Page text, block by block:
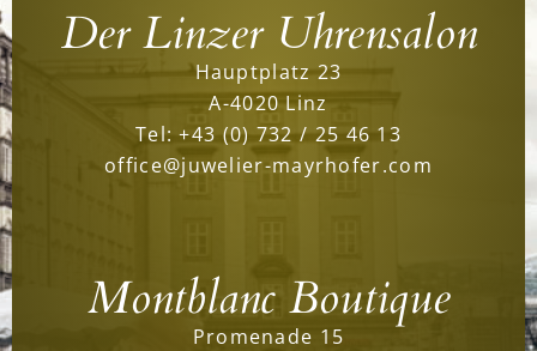
Der Linzer Uhrensalon
Hauptplatz 23
A-4020 Linz
Tel:+43 (0) 732 / 25 46 13
office@juwelier-mayrhofer.com
Montblanc Boutique
Promenade 15